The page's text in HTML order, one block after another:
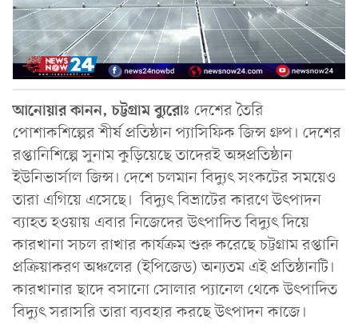
আনোয়ার কানন, চট্টগ্রাম ব্যুরোঃ দেশের তৈরি
পোশাকশিল্পের শীর্ষ প্রতিষ্ঠান প্যাসিফিক জিন্স গ্রুপ। দেশের
রপ্তানিশিল্পে সুনাম কুড়িয়েছে তাদেরই অঙ্গপ্রতিষ্ঠান
ইউনিভার্সাল জিন্স। দেশে চলমান বিদ্যুৎ সংকটের সময়েও
তারা এগিয়ে এসেছে। বিদ্যুৎ বিভ্রাটের কারণে উৎপাদন
ব্যাহত হওয়ায় এবার নিজেদের উৎপাদিত বিদ্যুৎ দিয়ে
কারখানা সচল রাখার কার্যক্রম শুরু করেছে চট্টগ্রাম রপ্তানি
প্রক্রিয়াকরণ অঞ্চলের (ইপিজেড) অন্যতম এই প্রতিষ্ঠানটি।
কারখানার ছাদে বসানো সোলার প্যানেল থেকে উৎপাদিত
বিদ্যুৎ সরাসরি তারা ব্যবহার করছে উৎপাদন কাজে।